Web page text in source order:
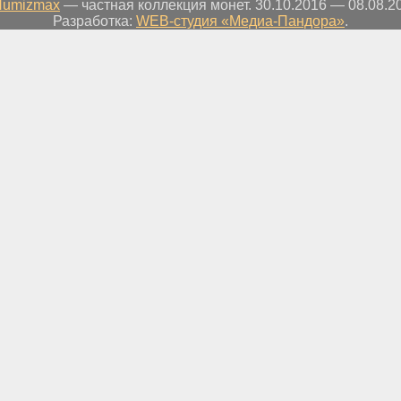
— частная коллекция монет. 30.10.2016 —
Разработка: WEB-студия «Медиа-Пандора».